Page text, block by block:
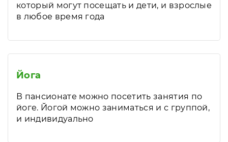
который могут посещать и дети, и взрослые
в любое время года
Йога
В пансионате можно посетить занятия по
йоге. Йогой можно заниматься и с группой,
и индивидуально